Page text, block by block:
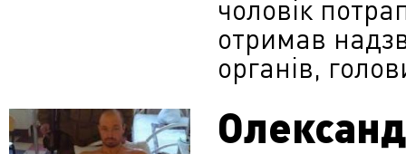
чоловік
отримав
органів,